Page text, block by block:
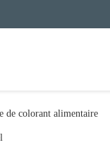
de colorant alimentaire